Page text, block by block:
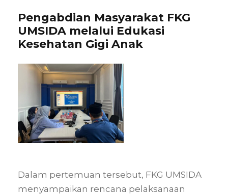
Pengabdian Masyarakat FKG
UMSIDA melalui Edukasi
Kesehatan Gigi Anak
Dalam pertemuan tersebut, FKG UMSIDA
menyampaikan rencana pelaksanaan